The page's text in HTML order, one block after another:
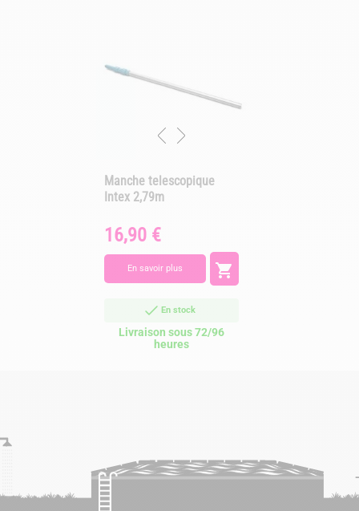
Manche telescopique
Intex 2,79m
Prix
16,90 €
En savoir plus 
En stock
Livraison sous 72/96
heures